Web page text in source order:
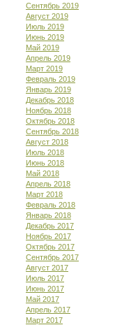
Сентябрь 2019
Август 2019
Июль 2019
Июнь 2019
Май 2019
Апрель 2019
Март 2019
Февраль 2019
Январь 2019
Декабрь 2018
Ноябрь 2018
Октябрь 2018
Сентябрь 2018
Август 2018
Июль 2018
Июнь 2018
Май 2018
Апрель 2018
Март 2018
Февраль 2018
Январь 2018
Декабрь 2017
Ноябрь 2017
Октябрь 2017
Сентябрь 2017
Август 2017
Июль 2017
Июнь 2017
Май 2017
Апрель 2017
Март 2017